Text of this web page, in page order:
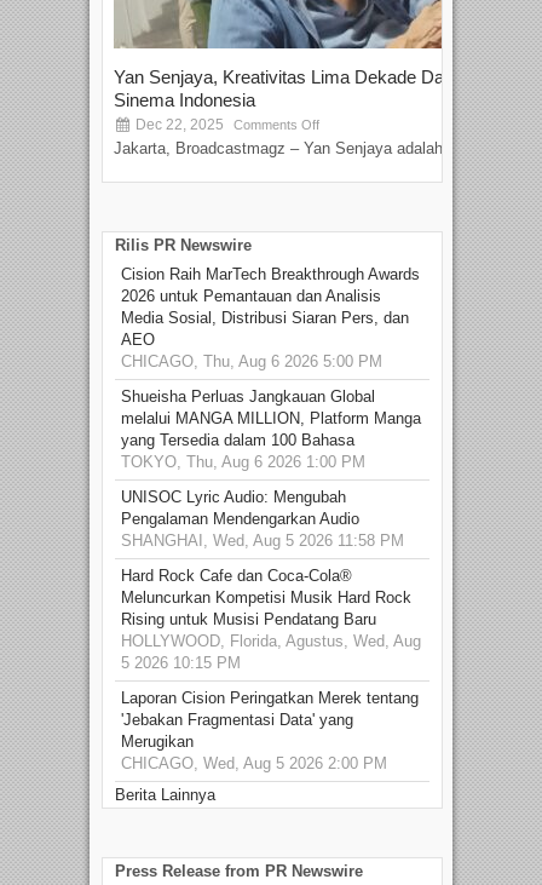
Yan Senjaya, Kreativitas Lima Dekade Dalam
Sinema Indonesia
Dec 22, 2025 Comments Off
Jakarta, Broadcastmagz – Yan Senjaya adalah...
Rilis PR Newswire
Cision Raih MarTech Breakthrough Awards
2026 untuk Pemantauan dan Analisis
Media Sosial, Distribusi Siaran Pers, dan
AEO
CHICAGO, Thu, Aug 6 2026 5:00 PM
Shueisha Perluas Jangkauan Global
melalui MANGA MILLION, Platform Manga
yang Tersedia dalam 100 Bahasa
TOKYO, Thu, Aug 6 2026 1:00 PM
UNISOC Lyric Audio: Mengubah
Pengalaman Mendengarkan Audio
SHANGHAI, Wed, Aug 5 2026 11:58 PM
Hard Rock Cafe dan Coca-Cola®
Meluncurkan Kompetisi Musik Hard Rock
Rising untuk Musisi Pendatang Baru
HOLLYWOOD, Florida, Agustus, Wed, Aug
5 2026 10:15 PM
Laporan Cision Peringatkan Merek tentang
'Jebakan Fragmentasi Data' yang
Merugikan
CHICAGO, Wed, Aug 5 2026 2:00 PM
Berita Lainnya
Press Release from PR Newswire